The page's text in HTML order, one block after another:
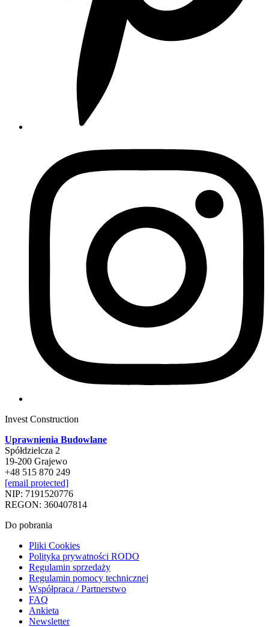
Invest Construction
Uprawnienia Budowlane
Spółdzielcza 2
19-200 Grajewo
+48 515 870 249
[email protected]
NIP: 7191520776
REGON: 360407814
Do pobrania
Pliki Cookies
Polityka prywatności RODO
Regulamin sprzedaży
Regulamin pomocy technicznej
Współpraca / Partnerstwo
FAQ
Ankieta
Newsletter